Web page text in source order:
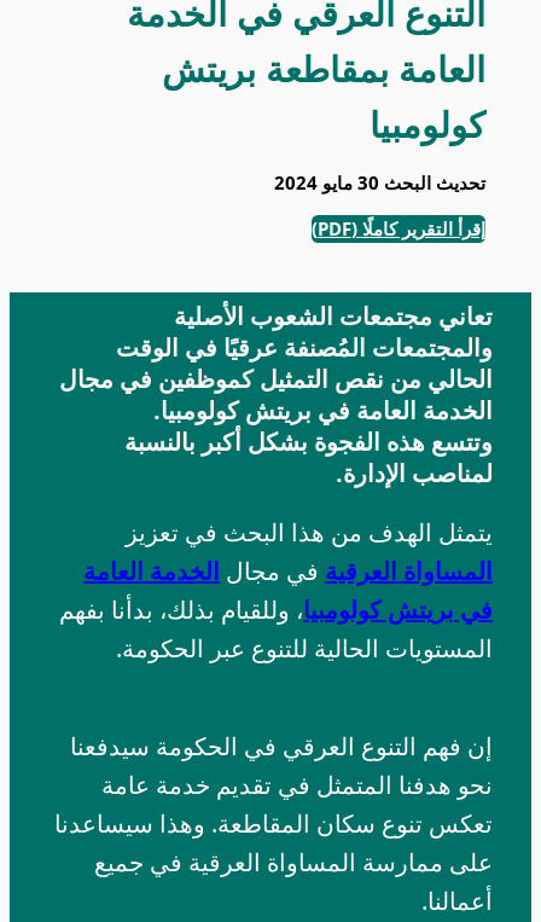
التنوع العرقي في الخدمة
العامة بمقاطعة بريتش
كولومبيا
تحديث البحث 30 مايو 2024
إقرأ التقرير كاملًا (PDF)
تعاني مجتمعات الشعوب الأصلية
والمجتمعات المُصنفة عرقيًا في الوقت
الحالي من نقص التمثيل كموظفين في مجال
الخدمة العامة في بريتش كولومبيا.
وتتسع هذه الفجوة بشكل أكبر بالنسبة
لمناصب الإدارة.
يتمثل الهدف من هذا البحث في تعزيز
المساواة العرقية في مجال الخدمة العامة
في بريتش كولومبيا، وللقيام بذلك، بدأنا بفهم
المستويات الحالية للتنوع عبر الحكومة.
إن فهم التنوع العرقي في الحكومة سيدفعنا
نحو هدفنا المتمثل في تقديم خدمة عامة
تعكس تنوع سكان المقاطعة. وهذا سيساعدنا
على ممارسة المساواة العرقية في جميع
أعمالنا.